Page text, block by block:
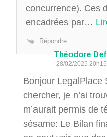
concurrence). Ces
encadrées par…
Répondre
Théodore
28/02/2025 20h15
Bonjour LegalPlace
chercher, je n’ai
m’aurait permis de
sésame: Le Bilan